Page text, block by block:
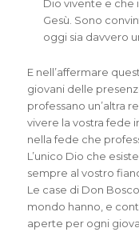
Dio vivente e che
Gesù. Sono
oggi sia davvero
E nell’affermare
giovani delle
professano un’altra
vivere la vostra fede
nella fede che
L’unico Dio che
sempre al vostro
Le case di Don
mondo hanno, e
aperte per ogni